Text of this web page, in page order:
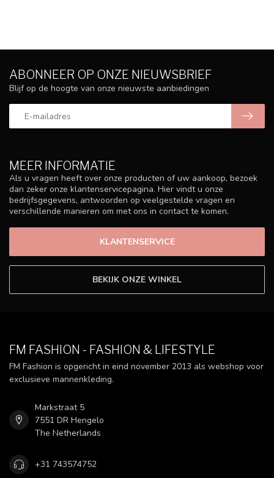
MEER INFORMATIE
Als u vragen heeft over onze producten of uw aankoop, bezoek
dan zeker onze klantenservicepagina. Hier vindt u onze
bedrijfsgegevens, antwoorden op veelgestelde vragen en
verschillende manieren om met ons in contact te komen.
KLANTENSERVICE
BEKIJK ONZE WINKEL
ABONNEER OP ONZE NIEUWSBRIEF
Blijf op de hoogte van onze nieuwste aanbiedingen
FM FASHION - FASHION & LIFESTYLE
FM Fashion is opgericht in eind november 2013 als webshop voor
exclusieve mannenkleding.
Markstraat 5
7551 DR Hengelo
The Netherlands
+31 743574752